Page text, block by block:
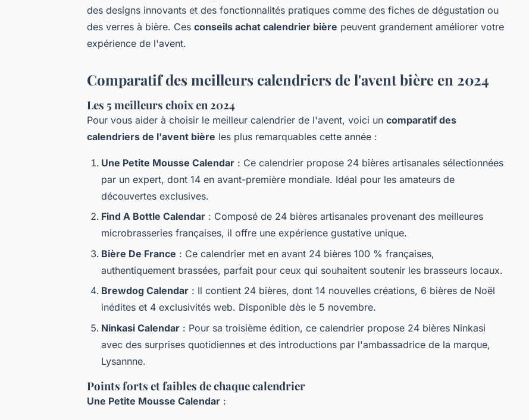
des designs innovants et des fonctionnalités pratiques comme des fiches de dégustation ou
des verres à bière. Ces conseils achat calendrier bière peuvent grandement améliorer votre
expérience de l'avent.
Comparatif des meilleurs calendriers de l'avent bière en 2024
Les 5 meilleurs choix en 2024
Pour vous aider à choisir le meilleur calendrier de l'avent, voici un comparatif des
calendriers de l'avent bière les plus remarquables cette année :
Une Petite Mousse Calendar : Ce calendrier propose 24 bières artisanales sélectionnées
par un expert, dont 14 en avant-première mondiale. Idéal pour les amateurs de
découvertes exclusives.
Find A Bottle Calendar : Composé de 24 bières artisanales provenant des meilleures
microbrasseries françaises, il offre une expérience gustative unique.
Bière De France : Ce calendrier met en avant 24 bières 100 % françaises,
authentiquement brassées, parfait pour ceux qui souhaitent soutenir les brasseurs locaux.
Brewdog Calendar : Il contient 24 bières, dont 14 nouvelles créations, 6 bières de Noël
inédites et 4 exclusivités web. Disponible dès le 5 novembre.
Ninkasi Calendar : Pour sa troisième édition, ce calendrier propose 24 bières Ninkasi
avec des surprises quotidiennes et des introductions par l'ambassadrice de la marque,
Lysannne.
Points forts et faibles de chaque calendrier
Une Petite Mousse Calendar :